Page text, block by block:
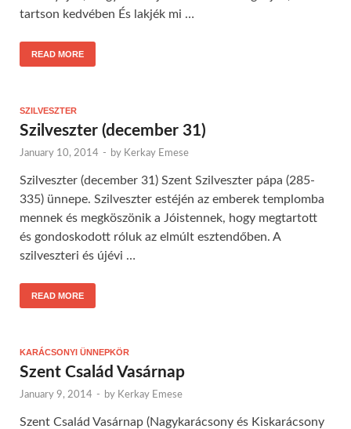
tartson kedvében És lakjék mi …
READ MORE
SZILVESZTER
Szilveszter (december 31)
January 10, 2014 - by Kerkay Emese
Szilveszter (december 31) Szent Szilveszter pápa (285-
335) ünnepe. Szilveszter estéjén az emberek templomba
mennek és megköszönik a Jóistennek, hogy megtartott
és gondoskodott róluk az elmúlt esztendőben. A
szilveszteri és újévi …
READ MORE
KARÁCSONYI ÜNNEPKÖR
Szent Család Vasárnap
January 9, 2014 - by Kerkay Emese
Szent Család Vasárnap (Nagykarácsony és Kiskarácsony